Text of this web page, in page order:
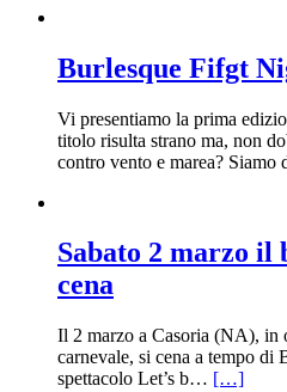
Burlesque Fifgt
Vi presentiamo la prima
titolo risulta strano ma, non
contro vento e marea? Siamo
Sabato 2 marzo il
cena
Il 2 marzo a Casoria (NA), in
carnevale, si cena a tempo di
spettacolo Let’s b… […]